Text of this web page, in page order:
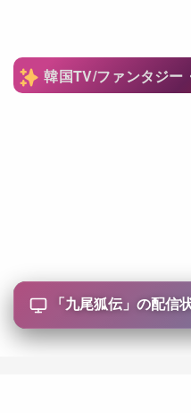
韓国TV/ファンタジー
「 九尾狐伝」の配信